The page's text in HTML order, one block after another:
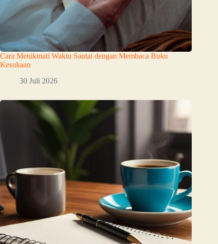
Cara Menikmati Waktu Santai dengan Membaca Buku
Kesukaan
30 Juli 2026